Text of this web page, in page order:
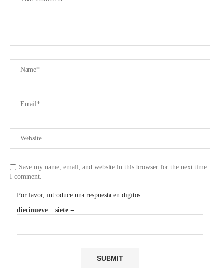
Save my name, email, and website in this browser for the next time
I comment.
Por favor, introduce una respuesta en dígitos:
diecinueve − siete =